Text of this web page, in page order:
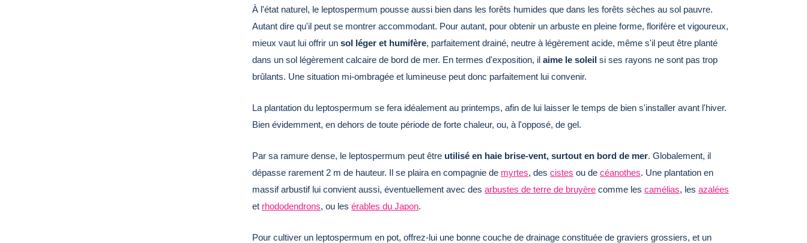
À l'état naturel, le leptospermum pousse aussi bien dans les forêts humides que dans les forêts sèches au sol pauvre.
Autant dire qu'il peut se montrer accommodant. Pour autant, pour obtenir un arbuste en pleine forme, florifère et vigoureux,
mieux vaut lui offrir un sol léger et humifère, parfaitement drainé, neutre à légèrement acide, même s'il peut être planté
dans un sol légèrement calcaire de bord de mer. En termes d'exposition, il aime le soleil si ses rayons ne sont pas trop
brûlants. Une situation mi-ombragée et lumineuse peut donc parfaitement lui convenir.
La plantation du leptospermum se fera idéalement au printemps, afin de lui laisser le temps de bien s'installer avant l'hiver.
Bien évidemment, en dehors de toute période de forte chaleur, ou, à l'opposé, de gel.
Par sa ramure dense, le leptospermum peut être utilisé en haie brise-vent, surtout en bord de mer. Globalement, il
dépasse rarement 2 m de hauteur. Il se plaira en compagnie de myrtes, des cistes ou de céanothes. Une plantation en
massif arbustif lui convient aussi, éventuellement avec des arbustes de terre de bruyère comme les camélias, les azalées
et rhododendrons, ou les érables du Japon.
Pour cultiver un leptospermum en pot, offrez-lui une bonne couche de drainage constituée de graviers grossiers, et un